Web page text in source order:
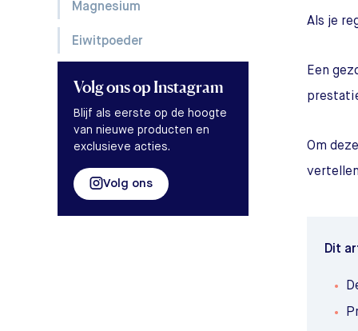
Magnesium
Eiwitpoeder
Volg onsop Instagram
Blijf als eerste op de hoogte
van nieuwe producten en
exclusieve acties.
Volg ons
Als je
Een
Om
Dit